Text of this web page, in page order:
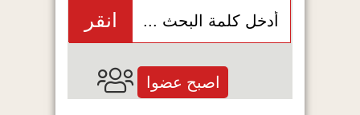
انقر
اصبح عضوا